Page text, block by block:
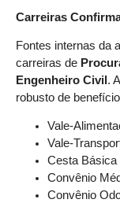
Carreiras
Fontes internas da
carreiras de
Engenheiro Civil .
robusto de
Vale-
Vale-
Cesta Básica
Convênio
Convênio